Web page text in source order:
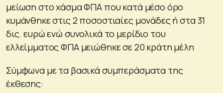
μείωση στο χάσμα ΦΠΑ που κατά μέσο όρο
κυμάνθηκε στις 2 ποσοστιαίες μονάδες ή στα 31
δις. ευρώ ενώ συνολικά το μερίδιο του
ελλείμματος ΦΠΑ μειώθηκε σε 20 κράτη μέλη
Σύμφωνα με τα βασικά συμπεράσματα της
έκθεσης: